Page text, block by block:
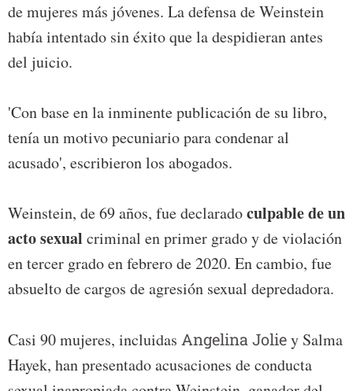
de mujeres más jóvenes. La defensa de Weinstein
había intentado sin éxito que la despidieran antes
del juicio.
'Con base en la inminente publicación de su libro,
tenía un motivo pecuniario para condenar al
acusado', escribieron los abogados.
Weinstein, de 69 años, fue declaradoculpable de un
acto sexual criminal en primer grado y de violación
en tercer grado en febrero de 2020. En cambio, fue
absuelto de cargos de agresión sexual depredadora.
Casi 90 mujeres, incluidas Angelina Joliey Salma
Hayek, han presentado acusaciones de conducta